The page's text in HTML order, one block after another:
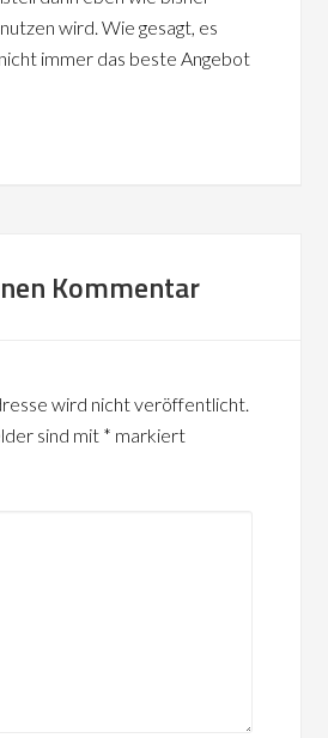
wird. Wie gesagt, es
immer das beste Angebot
Kommentar
wird nicht veröffentlicht.
sind mit * markiert